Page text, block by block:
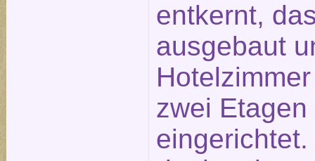
entkernt,
ausgebaut
zwei Etagen
eingerichtet.